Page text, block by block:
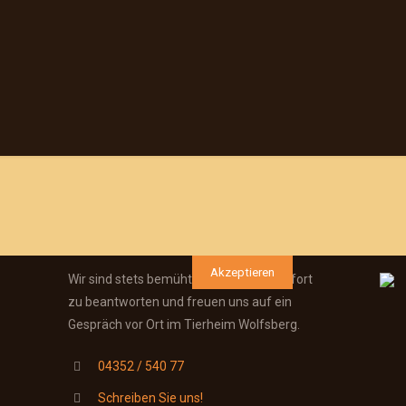
Wir sind stets bemüht Ihre Anfragen sofort
zu beantworten und freuen uns auf ein
Gespräch vor Ort im Tierheim Wolfsberg.
04352 / 540 77
Schreiben Sie uns!
Weitere Informationen Akzeptieren
eingestellt, um das beste Surferlebnis zu ermöglichen. Wenn du